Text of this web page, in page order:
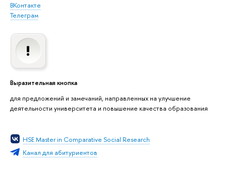
ВКонтакте
Телеграм
Выразительная кнопка
для предложений и замечаний, направленных на улучшение
деятельности университета и повышение качества образования
HSE Master in Comparative Social Research
Канал для абитуриентов